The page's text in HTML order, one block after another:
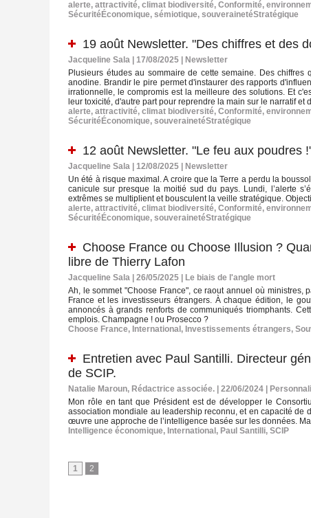
alerte, attractivité, climat biodiversité, Conformité,
SécuritéÉconomique, sémiotique, souverainetéStratégique
19 août Newsletter. "Des chiffres et des
Jacqueline Sala | 17/08/2025
Newsletter
Plusieurs études au sommaire de cette semaine. Des
anodine. Brandir le pire permet d'instaurer des rapports
irrationnelle, le compromis est la meilleure des solutions. Et
leur toxicité, d'autre part pour reprendre la main sur le narratif
alerte, attractivité, climat biodiversité, Conformité,
SécuritéÉconomique, souverainetéStratégique
12 août Newsletter. "Le feu aux poudres
Jacqueline Sala | 12/08/2025
Newsletter
Un été à risque maximal. A croire que la Terre a perdu la
canicule sur presque la moitié sud du pays. Lundi, l’alerte
extrêmes se multiplient et bousculent la veille stratégique.
alerte, attractivité, climat biodiversité, Conformité,
SécuritéÉconomique, souverainetéStratégique
Choose France ou Choose Illusion ?
libre de Thierry Lafon
Jacqueline Sala | 26/05/2025
Le biais de l'angle mort
Ah, le sommet "Choose France", ce raout annuel où ministres,
France et les investisseurs étrangers. À chaque édition, le
annoncés à grands renforts de communiqués triomphants.
emplois. Champagne ! ou Prosecco ?
Choose France, International , Investissements étrangers,
Entretien avec Paul Santilli. Directeur
de SCIP.
Natalie Maroun, Rédactrice associée. | 22/06/2024
Mon rôle en tant que Président est de développer le
association mondiale au leadership reconnu, et en capacité de
œuvre une approche de l’intelligence basée sur les données.
Intelligence économique, International , Paul Santilli, SCIP
1 2